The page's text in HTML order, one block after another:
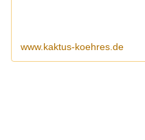
www.kaktus-koehres.de